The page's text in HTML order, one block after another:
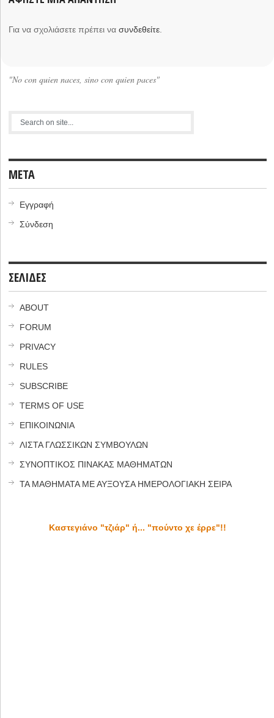
Για να σχολιάσετε πρέπει νασυνδεθείτε
"No con quien naces, sino con quien paces"
META
Εγγραφή
Σύνδεση
ΣΕΛΙΔΕΣ
ABOUT
FORUM
PRIVACY
RULES
SUBSCRIBE
TERMS OF USE
ΕΠΙΚΟΙΝΩΝΙΑ
ΛΙΣΤΑ ΓΛΩΣΣΙΚΩΝ ΣΥΜΒΟΥΛΩΝ
ΣΥΝΟΠΤΙΚΟΣ ΠΙΝΑΚΑΣ ΜΑΘΗΜΑΤΩΝ
ΤΑ ΜΑΘΗΜΑΤΑ ΜΕ ΑΥΞΟΥΣΑ ΗΜΕΡΟΛΟΓΙΑΚΗ ΣΕΙΡΑ
Καστεγιάνο "τζιάρ" ή... "πούντο χε έρρε"!!